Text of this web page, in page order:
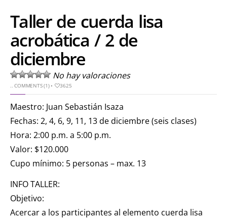
Taller de cuerda lisa
acrobática / 2 de
diciembre
No hay valoraciones
..COMMENTS (1)• 3625
Maestro: Juan Sebastián Isaza
Fechas: 2, 4, 6, 9, 11, 13 de diciembre (seis clases)
Hora: 2:00 p.m. a 5:00 p.m.
Valor: $120.000
Cupo mínimo: 5 personas – max. 13
INFO TALLER:
Objetivo:
Acercar a los participantes al elemento cuerda lisa